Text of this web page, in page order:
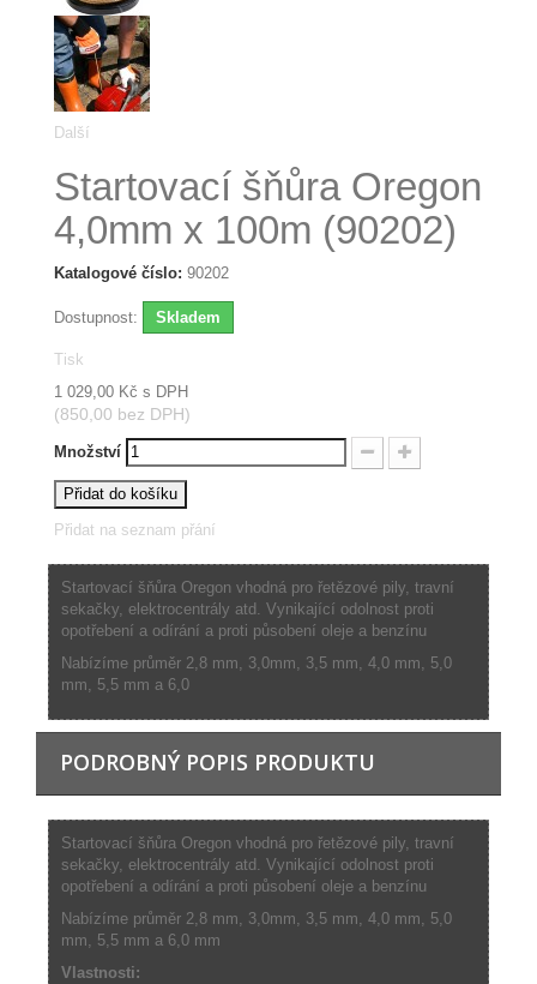
Další
Startovací šňůra Oregon
4,0mm x 100m (90202)
Katalogové číslo: 90202
Dostupnost: Skladem
Tisk
1 029,00 Kč s DPH
(850,00 bez DPH)
Množství
Přidat do košíku
Přidat na seznam přání
Startovací šňůra Oregon vhodná pro řetězové pily, travní
sekačky, elektrocentrály atd. Vynikající odolnost proti
opotřebení a odírání a proti působení oleje a benzínu
Nabízíme průměr 2,8 mm, 3,0mm, 3,5 mm, 4,0 mm, 5,0
mm, 5,5 mm a 6,0
PODROBNÝ POPIS PRODUKTU
Startovací šňůra Oregon vhodná pro řetězové pily, travní
sekačky, elektrocentrály atd. Vynikající odolnost proti
opotřebení a odírání a proti působení oleje a benzínu
Nabízíme průměr 2,8 mm, 3,0mm, 3,5 mm, 4,0 mm, 5,0
mm, 5,5 mm a 6,0 mm
Vlastnosti: